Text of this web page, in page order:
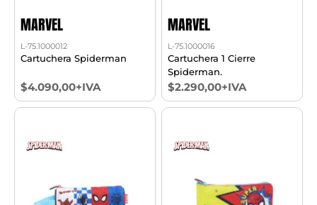
MARVEL
L-75.1000012
Cartuchera Spiderman
$4.090,00+IVA
MARVEL
L-75.1000016
Cartuchera 1 Cierre
Spiderman.
$2.290,00+IVA